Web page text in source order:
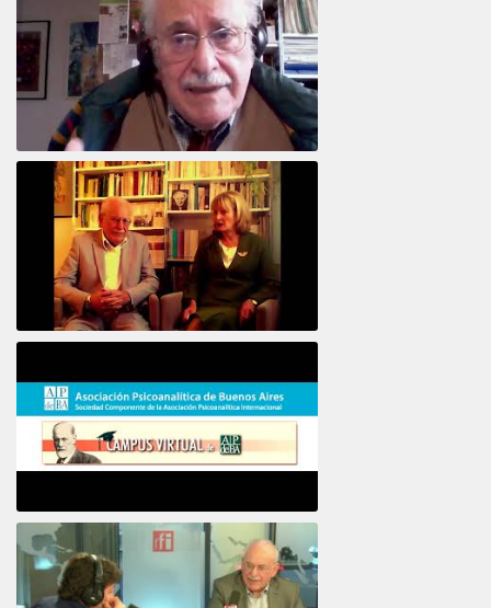
Intervista ad Alberto Eiguer
Psicoanálisis por Skype y teléfono Alberto
Eiguer presenta el curso virtual 2017